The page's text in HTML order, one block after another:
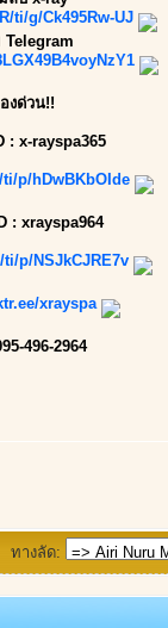
ti/g/Ck495Rw-UJ
Telegram
งด่วน!!
: x-rayspa365
p/hDwBKbOIde
: xrayspa964
p/NSJkCJRE7v
xrayspa
496-2964
ทางลัด: